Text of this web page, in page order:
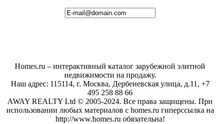
Homes.ru – интерактивный каталог зарубежной элитной
недвижимости на продажу.
Наш адрес: 115114, г. Москва, Дербеневская улица, д.11, +7
495 258 88 66
AWAY REALTY Ltd © 2005-2024. Все права защищены. При
использовании любых материалов с homes.ru гиперссылка на
http://www.homes.ru обязательна!